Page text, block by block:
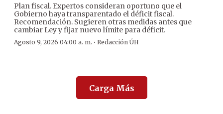
Plan fiscal. Expertos consideran oportuno que el
Gobierno haya transparentado el déficit fiscal.
Recomendación. Sugieren otras medidas antes que
cambiar Ley y fijar nuevo límite para déficit.
Agosto 9, 2026 04:00 a. m. · Redacción ÚH
Carga Más